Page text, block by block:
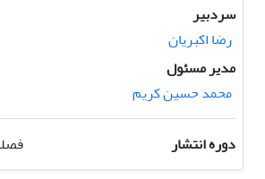
سردبیر
رضا اکبریان
مدیر مسئول
محمد حسین کریم
دوره انتشار